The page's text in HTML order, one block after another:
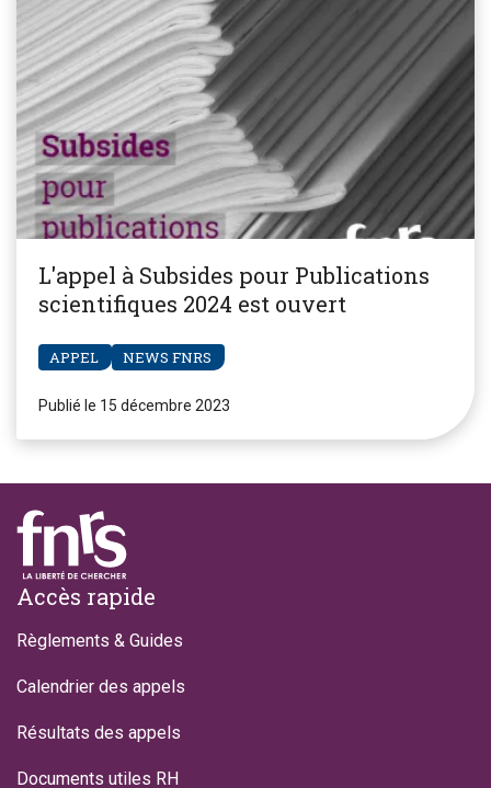
L'appel à Subsides pour Publications
scientifiques 2024 est ouvert
APPEL NEWS FNRS
Publié le 15 décembre 2023
Footer
Accès rapide
Règlements & Guides
Calendrier des appels
Résultats des appels
Documents utiles RH